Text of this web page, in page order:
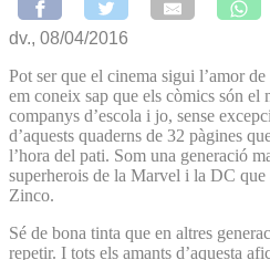
dv., 08/04/2016
Pot ser que el cinema sigui l’amor
em coneix sap que els còmics són el
companys d’escola i jo, sense
d’aquests quaderns de 32 pàgines
l’hora del pati. Som una generació
superherois de la Marvel i la DC
Zinco.
Sé de bona tinta que en altres
repetir. I tots els amants d’aquesta